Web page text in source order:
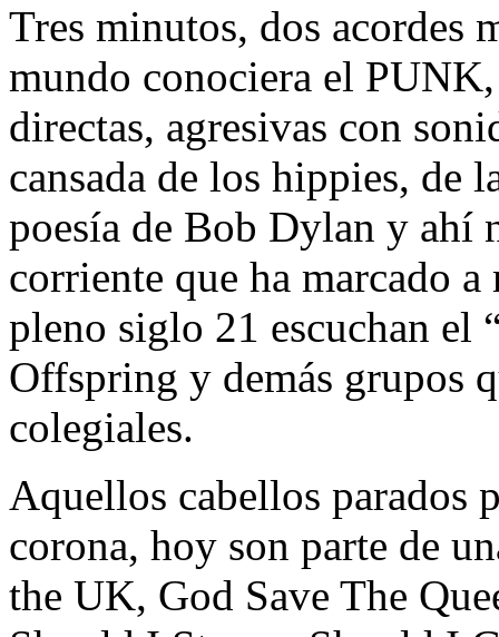
Tres minutos, dos acordes
mundo conociera el
directas, agresivas con
cansada de los hippies, de
poesía de Bob Dylan y ahí
corriente que ha marcado
pleno siglo 21 escuchan el
Offspring y demás grupos
colegiales.
Aquellos cabellos parados
corona, hoy son parte de
the UK, God Save The